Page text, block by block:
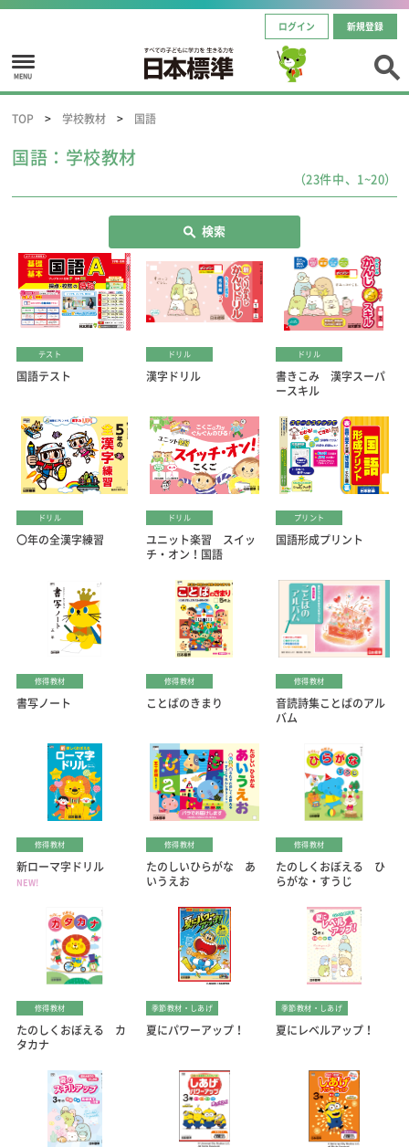
ログイン 新規登録
MENU
TOP 学校教材 国語
国語：学校教材
（23件中、1~20）
検索
テスト
国語テスト
ドリル
漢字ドリル
ドリル
書きこみ 漢字スーパ
ースキル
ドリル
〇年の全漢字練習
ドリル
ユニット楽習 スイッ
チ・オン！国語
プリント
国語形成プリント
修得教材
書写ノート
修得教材
ことばのきまり
修得教材
音読詩集ことばのアル
バム
修得教材
新ローマ字ドリル
NEW!
修得教材
たのしいひらがな あ
いうえお
修得教材
たのしくおぼえる ひ
らがな・すうじ
修得教材
たのしくおぼえる カ
タカナ
季節教材・しあげ
夏にパワーアップ！
季節教材・しあげ
夏にレベルアップ！